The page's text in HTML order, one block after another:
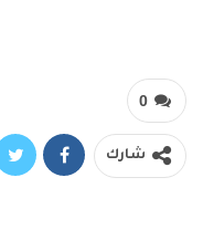
0
شارك